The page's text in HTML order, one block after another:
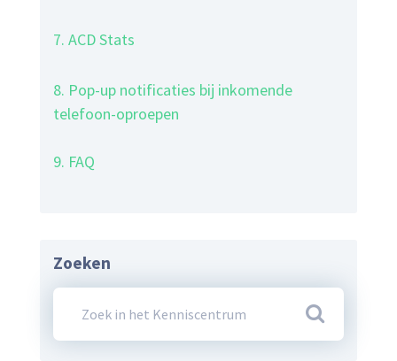
7. ACD Stats
8. Pop-up notificaties bij inkomende
telefoon-oproepen
9. FAQ
Zoeken